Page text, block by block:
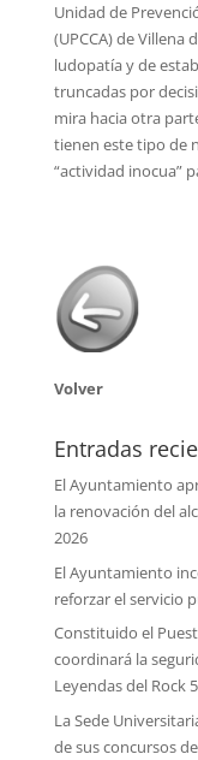
Unidad de
(UPCCA) de Villena
ludopatía y de
truncadas por
mira hacia otra
tienen este tipo de
“actividad inocua”
Volver
Entradas
El Ayuntamiento
la renovación del
2026
El Ayuntamiento
reforzar el servicio
Constituido el
coordinará la
Leyendas del Rock
La Sede
de sus concursos